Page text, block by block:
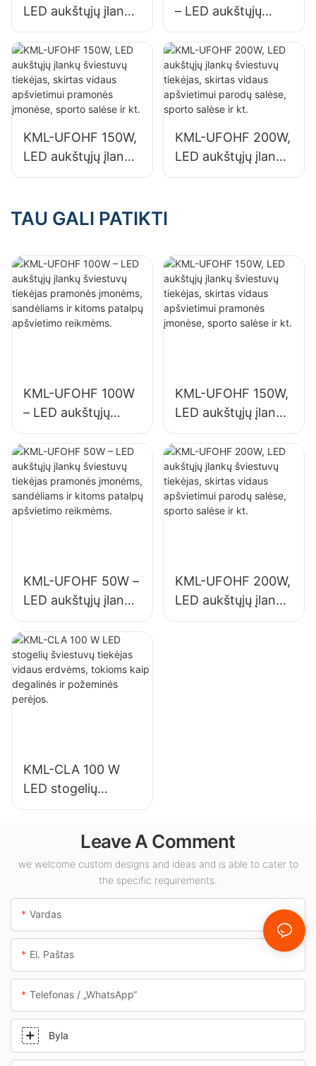
LED aukštųjų įlankų
šviestuvų tiekėjas
pramonės
įmonėms,
sandėliams ir
kitoms patalpų
reikmėms.
– LED aukštųjų
įlankų šviestuvų
tiekėjas pramonės
įmonėms,
sandėliams ir
kitoms patalpų
reikmėms.
KML-UFOHF 150W,
LED aukštųjų įlankų
šviestuvų tiekėjas,
apšvietimui
KML-UFOHF 200W,
LED aukštųjų įlankų
šviestuvų tiekėjas,
TAU GALI PATIKTI
KML-UFOHF 100W
– LED aukštųjų
įlankų šviestuvų
tiekėjas pramonės
įmonėms,
sandėliams ir
kitoms patalpų
KML-UFOHF 150W,
LED aukštųjų įlankų
šviestuvų tiekėjas,
skirtas vidaus
apšvietimui
pramonės įmonėse,
sporto salėse ir kt.
KML-UFOHF 50W –
LED aukštųjų įlankų
šviestuvų tiekėjas
pramonės
įmonėms,
sandėliams ir
kitoms patalpų
KML-UFOHF 200W,
LED aukštųjų įlankų
šviestuvų tiekėjas,
KML-CLA 100 W
LED stogelių
šviestuvų tiekėjas
tokioms kaip
degalinės ir
požeminės perėjos.
Leave A Comment
we welcome custom designs and ideas and is able to cater to
the specific requirements.
Vardas
El. Paštas
Telefonas / „WhatsApp“
Byla